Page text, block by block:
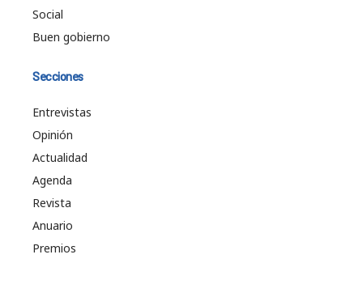
Social
Buen gobierno
Secciones
Entrevistas
Opinión
Actualidad
Agenda
Revista
Anuario
Premios